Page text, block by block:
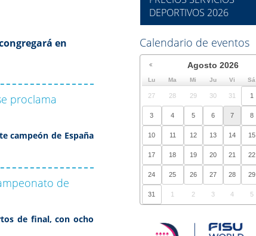
en
proclama
campeón de España
de
de final, con ocho
DEPORTIVOS 2026
Calendario de eventos
Agosto 2026
Lu Ma Mi Ju Vi Sá
27 28 29 30 31 1
3 4 5 6 7 8
10 11 12 13 14 15
17 18 19 20 21 22
24 25 26 27 28 29
31 1 2 3 4 5